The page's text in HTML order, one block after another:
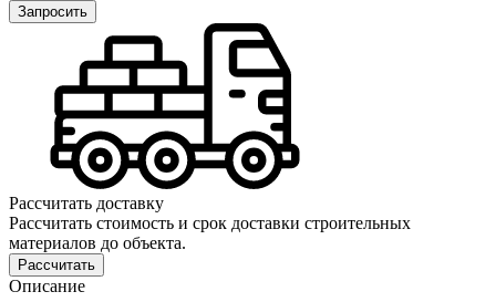
Запросить
Рассчитать доставку
Рассчитать стоимость и срок доставки строительных
материалов до объекта.
Рассчитать
Описание